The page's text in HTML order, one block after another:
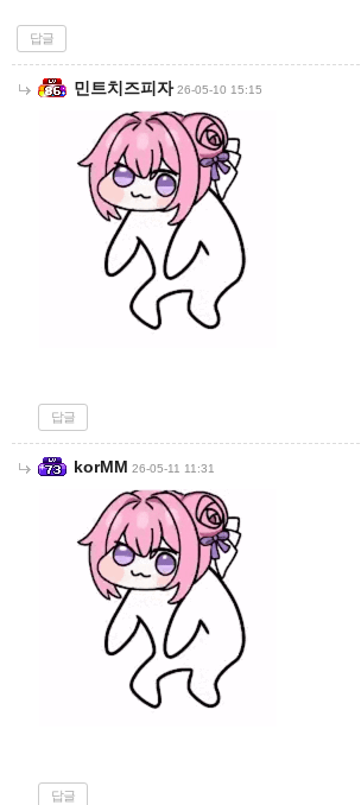
답글
민트치즈피자 26-05-10 15:15
답글
korMM 26-05-11 11:31
답글